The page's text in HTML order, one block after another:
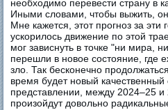
необходимо перевести страну в
Иными словами, чтобы выжить,
Мне кажется, этот прогноз за эти
ускорилось движение по этой
мог зависнуть в точке "ни мира,
перешли в новое состояние, где
зло. Так бесконечно
время будет новый
представлении, между 2024–25 и
произойдут довольно